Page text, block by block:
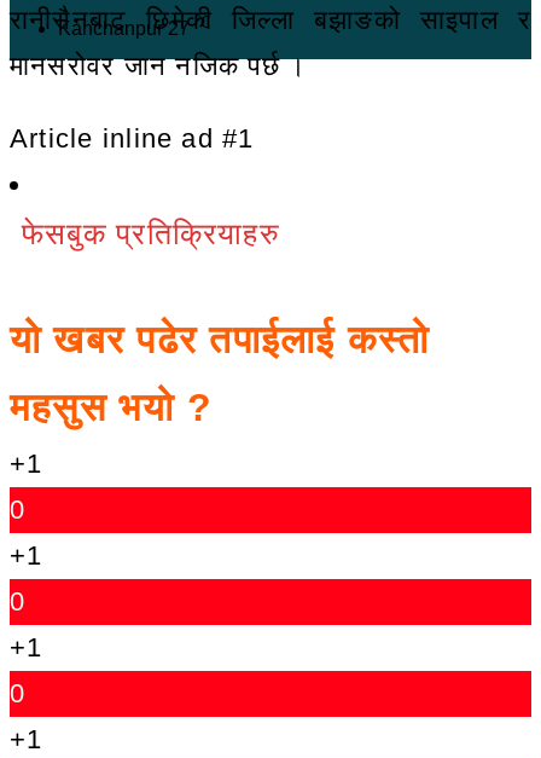
Kanchanpur 27℃
रानीसैनबाट छिमेकी जिल्ला बझाङको साइपाल र
मानसरोवर जान नजिक पर्छ ।
Article inline ad #1
फेसबुक प्रतिक्रियाहरु
यो खबर पढेर तपाईलाई कस्तो
महसुस भयो ?
+1
0
+1
0
+1
0
+1